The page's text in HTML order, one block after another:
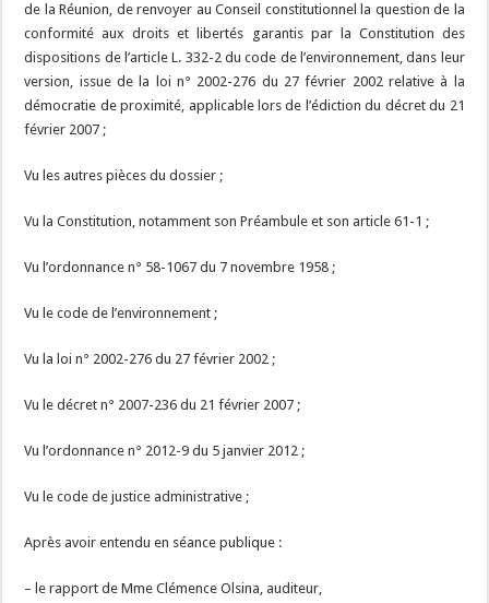
de la Réunion, de renvoyer au Conseil constitutionnel la question de la
conformité aux droits et libertés garantis par la Constitution des
dispositions de l’article L. 332-2 du code de l’environnement, dans leur
version, issue de la loi n° 2002-276 du 27 février 2002 relative à la
démocratie de proximité, applicable lors de l’édiction du décret du 21
février 2007 ;
Vu les autres pièces du dossier ;
Vu la Constitution, notamment son Préambule et son article 61-1 ;
Vu l’ordonnance n° 58-1067 du 7 novembre 1958 ;
Vu le code de l’environnement ;
Vu la loi n° 2002-276 du 27 février 2002 ;
Vu le décret n° 2007-236 du 21 février 2007 ;
Vu l’ordonnance n° 2012-9 du 5 janvier 2012 ;
Vu le code de justice administrative ;
Après avoir entendu en séance publique :
– le rapport de Mme Clémence Olsina, auditeur,